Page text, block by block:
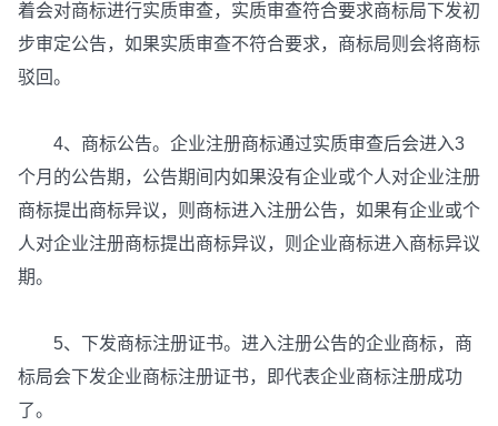
着会对商标进行实质审查，实质审查符合要求商标局下发初
步审定公告，如果实质审查不符合要求，商标局则会将商标
驳回。
4、商标公告。企业注册商标通过实质审查后会进入3
个月的公告期，公告期间内如果没有企业或个人对企业注册
商标提出商标异议，则商标进入注册公告，如果有企业或个
人对企业注册商标提出商标异议，则企业商标进入商标异议
期。
5、下发商标注册证书。进入注册公告的企业商标，商
标局会下发企业商标注册证书，即代表企业商标注册成功
了。